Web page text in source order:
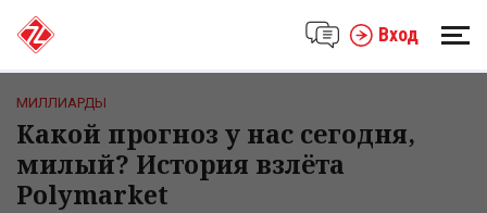
Вход
МИЛЛИАРДЫ
Какой прогноз у нас сегодня,
милый? История взлёта
Polymarket